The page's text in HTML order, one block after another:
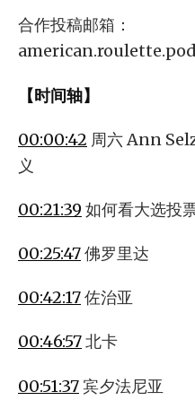
合作投稿邮箱：
【时间轴】
00:00:42 周六 Ann
义
00:21:39 如何看大选投
00:25:47佛罗里达
00:42:17佐治亚
00:46:57北卡
00:51:37 宾夕法尼亚